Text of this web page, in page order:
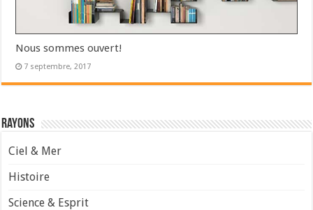
Nous sommes ouvert!
7 septembre, 2017
Rayons
Ciel & Mer
Histoire
Science & Esprit